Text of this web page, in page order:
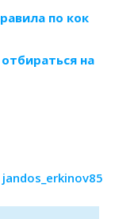
по кок
на
jandos_erkinov85